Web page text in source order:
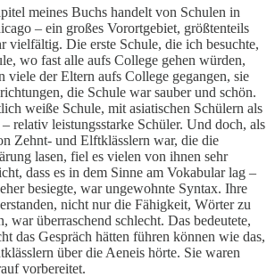
meines Buchs handelt von Schulen in
– ein großes Vorortgebiet, größtenteils
vielfältig. Die erste Schule, die ich besuchte,
wo fast alle aufs College gehen würden,
viele der Eltern aufs College gegangen, sie
die Schule war sauber und schön.
weiße Schule, mit asiatischen Schülern als
relativ leistungsstarke Schüler. Und doch, als
Zehnt- und Elftklässlern war, die die
lasen, fiel es vielen von ihnen sehr
dass es in dem Sinne am Vokabular lag –
besiegte, war ungewohnte Syntax. Ihre
nicht nur die Fähigkeit, Wörter zu
war überraschend schlecht. Das bedeutete,
das Gespräch hätten führen können wie das,
über die Aeneis hörte. Sie waren
vorbereitet.